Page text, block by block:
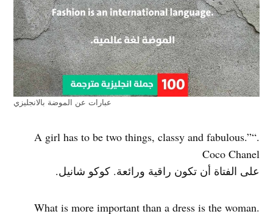
عبارات عن الموضة بالانجليزي
.“A girl has to be two things, classy and fabulous.”
Coco Chanel
على الفتاة أن تكون راقية ورائعة. كوكو شانيل.
.What is more important than a dress is the woman